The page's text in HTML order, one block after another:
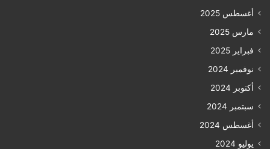
أغسطس 2025
مارس 2025
فبراير 2025
نوفمبر 2024
أكتوبر 2024
سبتمبر 2024
أغسطس 2024
يوليو 2024